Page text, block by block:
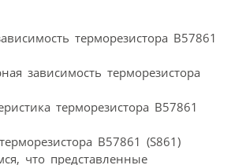
зависимость терморезистора
терморезистора В57861
что представленные